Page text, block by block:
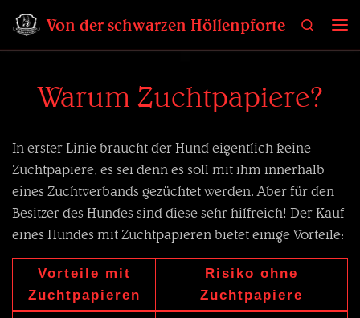
Zum Inhalt springen
Von der schwarzen Höllenpforte
Search
Warum Zuchtpapiere?
In erster Linie braucht der Hund eigentlich keine
Zuchtpapiere, es sei denn es soll mit ihm innerhalb
eines Zuchtverbands gezüchtet werden. Aber für den
Besitzer des Hundes sind diese sehr hilfreich! Der Kauf
eines Hundes mit Zuchtpapieren bietet einige Vorteile:
Vorteile mit
Zuchtpapieren
Risiko ohne
Zuchtpapiere